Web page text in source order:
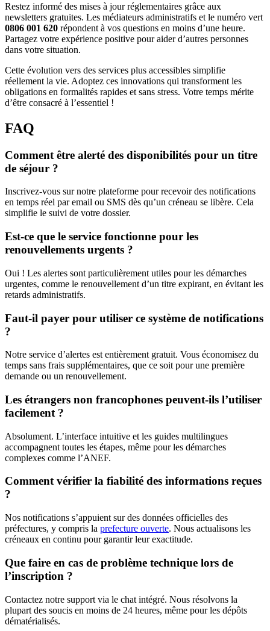
Restez informé des mises à jour réglementaires grâce aux
newsletters gratuites. Les médiateurs administratifs et le numéro vert
0806 001 620 répondent à vos questions en moins d’une heure.
Partagez votre expérience positive pour aider d’autres personnes
dans votre situation.
Cette évolution vers des services plus accessibles simplifie
réellement la vie. Adoptez ces innovations qui transforment les
obligations en formalités rapides et sans stress. Votre temps mérite
d’être consacré à l’essentiel !
FAQ
Comment être alerté des disponibilités pour un titre
de séjour ?
Inscrivez-vous sur notre plateforme pour recevoir des notifications
en temps réel par email ou SMS dès qu’un créneau se libère. Cela
simplifie le suivi de votre dossier.
Est-ce que le service fonctionne pour les
renouvellements urgents ?
Oui ! Les alertes sont particulièrement utiles pour les démarches
urgentes, comme le renouvellement d’un titre expirant, en évitant les
retards administratifs.
Faut-il payer pour utiliser ce système de notifications
?
Notre service d’alertes est entièrement gratuit. Vous économisez du
temps sans frais supplémentaires, que ce soit pour une première
demande ou un renouvellement.
Les étrangers non francophones peuvent-ils l’utiliser
facilement ?
Absolument. L’interface intuitive et les guides multilingues
accompagnent toutes les étapes, même pour les démarches
complexes comme l’ANEF.
Comment vérifier la fiabilité des informations reçues
?
Nos notifications s’appuient sur des données officielles des
préfectures, y compris la prefecture ouverte. Nous actualisons les
créneaux en continu pour garantir leur exactitude.
Que faire en cas de problème technique lors de
l’inscription ?
Contactez notre support via le chat intégré. Nous résolvons la
plupart des soucis en moins de 24 heures, même pour les dépôts
dématérialisés.